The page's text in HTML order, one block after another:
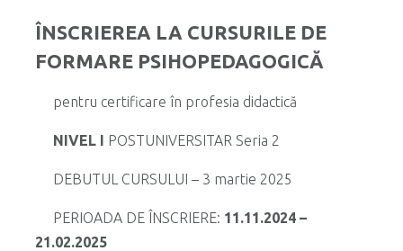
ÎNSCRIEREA LA CURSURILE DE
FORMARE PSIHOPEDAGOGICĂ
pentru certificare în profesia didactică
NIVEL I POSTUNIVERSITAR Seria 2
DEBUTUL CURSULUI – 3 martie 2025
PERIOADA DE ÎNSCRIERE: 11.11.2024 –
21.02.2025